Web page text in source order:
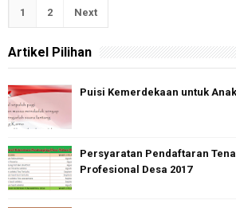
1 2 Next
Artikel Pilihan
Puisi Kemerdekaan untuk
Persyaratan Pendaftaran
Profesional Desa 2017